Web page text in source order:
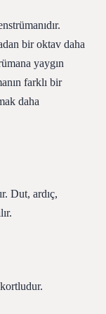
bir oktav daha
yaygın
farklı bir
daha
Dut, ardıç,